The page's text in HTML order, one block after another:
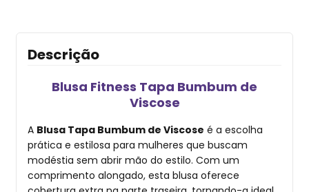
Descrição
Blusa Fitness Tapa Bumbum de
Viscose
A Blusa Tapa Bumbum de Viscose é a escolha
prática e estilosa para mulheres que buscam
modéstia sem abrir mão do estilo. Com um
comprimento alongado, esta blusa oferece